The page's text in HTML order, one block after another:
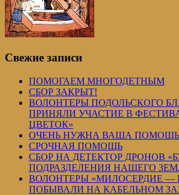
Свежие записи
ПОМОГАЕМ МНОГОДЕТНЫМ
СБОР ЗАКРЫТ!
ВОЛОНТЕРЫ ПОДОЛЬСКОГО
ПРИНЯЛИ УЧАСТИЕ В
ЦВЕТОК»
ОЧЕНЬ НУЖНА ВАША ПОМОЩЬ
СРОЧНАЯ ПОМОЩЬ
СБОР НА ДЕТЕКТОР ДРОНОВ
ПОДРАЗДЕЛЕНИЯ НАШЕГО
ВОЛОНТЕРЫ «МИЛОСЕРДИЕ —
ПОБЫВАЛИ НА КАБЕЛЬНОМ